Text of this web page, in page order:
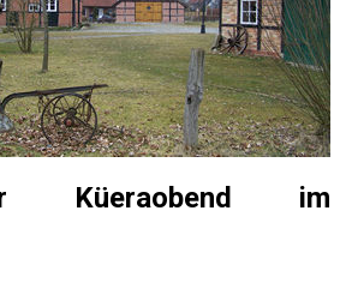
Küeraobend im